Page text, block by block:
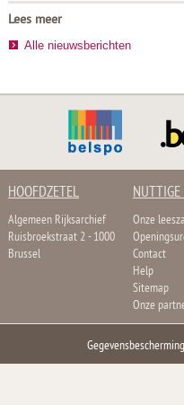
Lees meer
Alle nieuwsberichten
HOOFDZETEL
Algemeen Rijksarchief
Ruisbroekstraat 2 - 1000
Brussel
Onze
Contact
Help
Sitemap
Onze
Gegevensbescherming